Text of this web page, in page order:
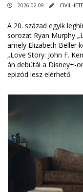
2026.02.09
A 20. század egyik
sorozat Ryan Murphy
amely Elizabeth Beller
„Love Story: John F.
án debütál a Disney+-
epizód lesz elérhető.